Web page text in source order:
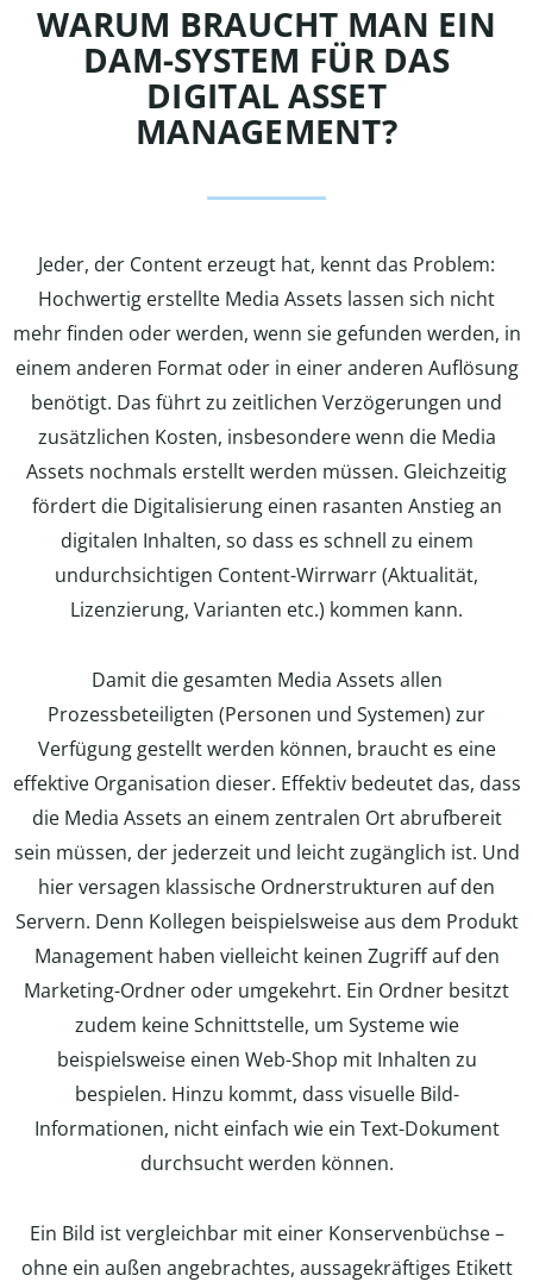
WARUM BRAUCHT MAN EIN
DAM-SYSTEM FÜR DAS
DIGITAL ASSET
MANAGEMENT?
Jeder, der Content erzeugt hat, kennt das Problem:
Hochwertig erstellte Media Assets lassen sich nicht
mehr finden oder werden, wenn sie gefunden werden, in
einem anderen Format oder in einer anderen Auflösung
benötigt. Das führt zu zeitlichen Verzögerungen und
zusätzlichen Kosten, insbesondere wenn die Media
Assets nochmals erstellt werden müssen. Gleichzeitig
fördert die Digitalisierung einen rasanten Anstieg an
digitalen Inhalten, so dass es schnell zu einem
undurchsichtigen Content-Wirrwarr (Aktualität,
Lizenzierung, Varianten etc.) kommen kann.
Damit die gesamten Media Assets allen
Prozessbeteiligten (Personen und Systemen) zur
Verfügung gestellt werden können, braucht es eine
effektive Organisation dieser. Effektiv bedeutet das, dass
die Media Assets an einem zentralen Ort abrufbereit
sein müssen, der jederzeit und leicht zugänglich ist. Und
hier versagen klassische Ordnerstrukturen auf den
Servern. Denn Kollegen beispielsweise aus dem Produkt
Management haben vielleicht keinen Zugriff auf den
Marketing-Ordner oder umgekehrt. Ein Ordner besitzt
zudem keine Schnittstelle, um Systeme wie
beispielsweise einen Web-Shop mit Inhalten zu
bespielen. Hinzu kommt, dass visuelle Bild-
Informationen, nicht einfach wie ein Text-Dokument
durchsucht werden können.
Ein Bild ist vergleichbar mit einer Konservenbüchse –
ohne ein außen angebrachtes, aussagekräftiges Etikett